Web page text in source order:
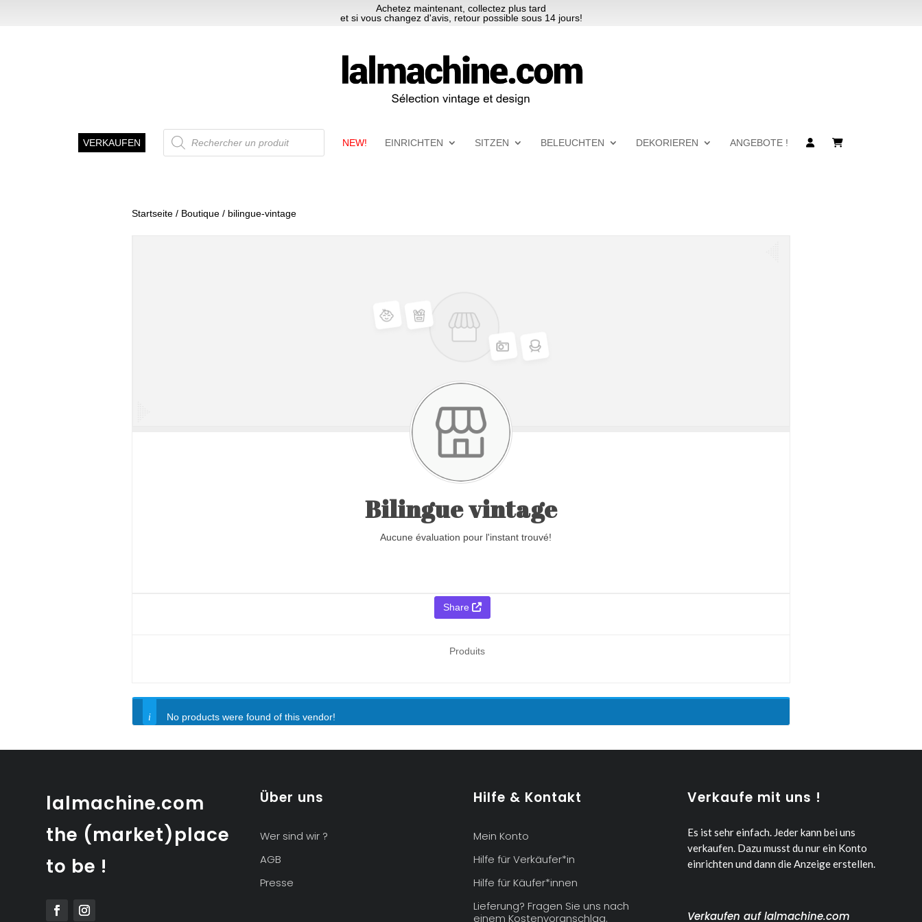
Achetez maintenant, collectez plus tard
et si vous changez d'avis, retour possible sous 14 jours!
VERKAUFEN
Recherche
de
produits
NEW! EINRICHTEN SITZEN BELEUCHTEN DEKORIEREN ANGEBOTE !
Startseite / Boutique / bilingue-vintage
Bilingue vintage
Aucune évaluation pour l'instant trouvé!
Share
Produits
No products were found of this vendor!
lalmachine.com
the (market)place
to be !
Über uns
Wer sind wir ?
AGB
Presse
Hilfe & Kontakt
Mein Konto
Hilfe für Verkäufer*in
Hilfe für Käufer*innen
Lieferung? Fragen Sie uns nach
einem Kostenvoranschlag.
Verkaufe mit uns !
Es ist sehr einfach. Jeder kann bei uns
verkaufen. Dazu musst du nur ein Konto
einrichten und dann die Anzeige erstellen.
Verkaufen auf lalmachine.com